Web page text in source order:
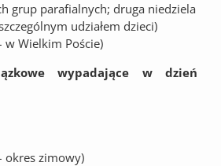
grup parafialnych; druga niedziela
udziałem dzieci)
w Wielkim Poście)
wypadające w dzień
okres zimowy)